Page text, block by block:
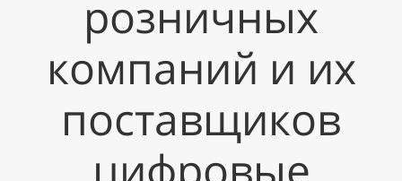
розничных
компаний и их
поставщиков